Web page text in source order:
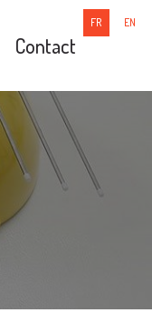
FR EN
Contact